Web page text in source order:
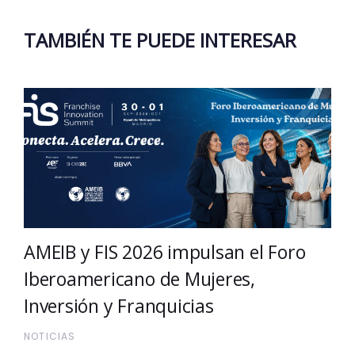
TAMBIÉN TE PUEDE INTERESAR
AMEIB y FIS 2026 impulsan el Foro
Iberoamericano de Mujeres,
Inversión y Franquicias
NOTICIAS